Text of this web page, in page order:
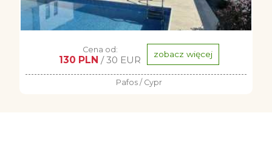
Cena od:
130 PLN / 30 EUR zobacz więcej
Pafos / Cypr